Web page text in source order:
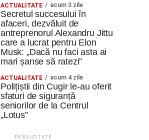
ACTUALITATE acum 3 zile
Secretul succesului în
afaceri, dezvăluit de
antreprenorul Alexandru Jittu
care a lucrat pentru Elon
Musk: „Dacă nu faci asta ai
mari șanse să ratezi”
ACTUALITATE acum 4 zile
Polițiștii din Cugir le-au oferit
sfaturi de siguranță
seniorilor de la Centrul
„Lotus”
PUBLICITATE